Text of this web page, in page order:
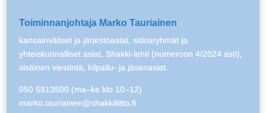
Toiminnanjohtaja Marko Tauriainen
kansainväliset ja järjestöasiat, sidosryhmät ja
yhteiskunnalliset asiat, Shakki-lehti (numeroon 4/2024 asti),
sisäinen viestintä, kilpailu- ja jäsenasiat.
050 5813500 (ma–ke klo 10–12)
marko.tauriainen@shakkiliitto.fi